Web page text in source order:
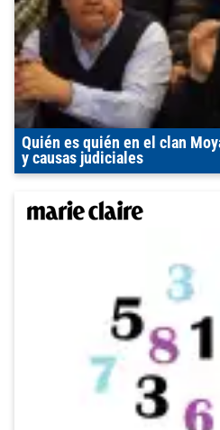
Quién es quién en el clan
y causas judiciales